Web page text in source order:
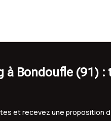
à Bondoufle (91) :
et recevez une proposition